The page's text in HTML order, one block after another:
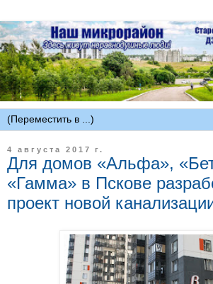
4 августа 2017 г.
Для домов «Альфа»,
«Гамма» в Пскове
проект новой